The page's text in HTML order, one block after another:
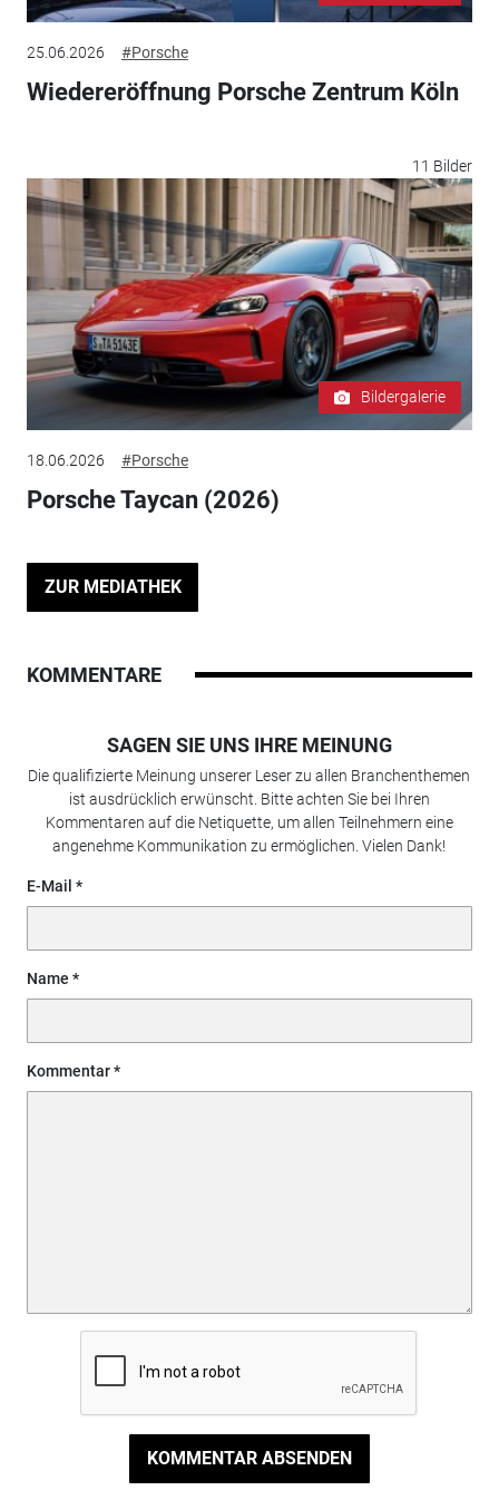
25.06.2026 #Porsche
Wiedereröffnung Porsche Zentrum Köln
11 Bilder
Bildergalerie
18.06.2026 #Porsche
Porsche Taycan (2026)
ZUR MEDIATHEK
KOMMENTARE
SAGEN SIE UNS IHRE MEINUNG
Die qualifizierte Meinung unserer Leser zu allen Branchenthemen
ist ausdrücklich erwünscht. Bitte achten Sie bei Ihren
Kommentaren auf die Netiquette, um allen Teilnehmern eine
angenehme Kommunikation zu ermöglichen. Vielen Dank!
E-Mail
Name
Kommentar
KOMMENTAR ABSENDEN